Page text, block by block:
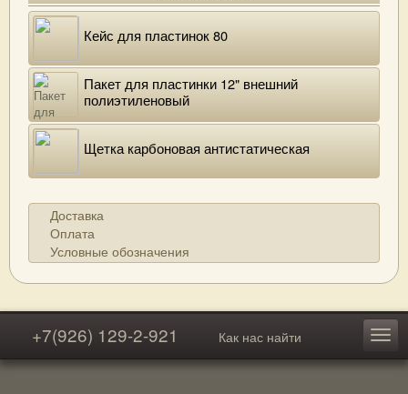
Кейс для пластинок 80
Пакет для пластинки 12" внешний
полиэтиленовый
Щетка карбоновая антистатическая
Доставка
Оплата
Условные обозначения
+7(926) 129-2-921 Как нас найти